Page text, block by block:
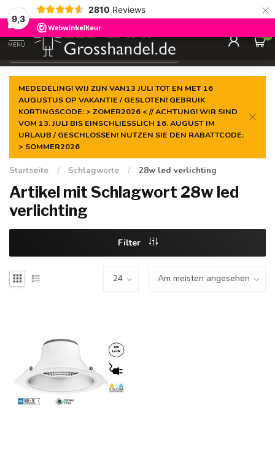
9,3
2810 Reviews ×
Garantiert derniedrigste Preis
MENU
0
MEDEDELING! WIJ ZIJN VAN13 JULI TOT EN MET 16
AUGUSTUS OP VAKANTIE / GESLOTEN! GEBRUIK
KORTINGSCODE: > ZOMER2026 < // ACHTUNG! WIR SIND
VOM 13. JULI BIS EINSCHLIESSLICH 16. AUGUST IM
URLAUB / GESCHLOSSEN! NUTZEN SIE DEN RABATTCODE:
> SOMMER2026
Startseite / Schlagworte / 28w led verlichting
Artikel mit Schlagwort 28w led
verlichting
Filter